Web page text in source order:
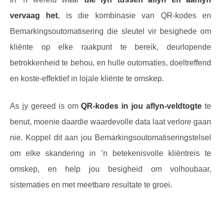
vervaag het, is die kombinasie van QR-kodes en
Bemarkingsoutomatisering die sleutel vir besighede om
kliënte op elke raakpunt te bereik, deurlopende
betrokkenheid te behou, en hulle outomaties, doeltreffend
en koste-effektief in lojale kliënte te omskep.
As jy gereed is omQR-kodes in jou aflyn-veldtogte te
benut, moenie daardie waardevolle data laat verlore gaan
nie. Koppel dit aan jou Bemarkingsoutomatiseringstelsel
om elke skandering in ’n betekenisvolle kliëntreis te
omskep, en help jou besigheid om volhoubaar,
sistematies en met meetbare resultate te groei.